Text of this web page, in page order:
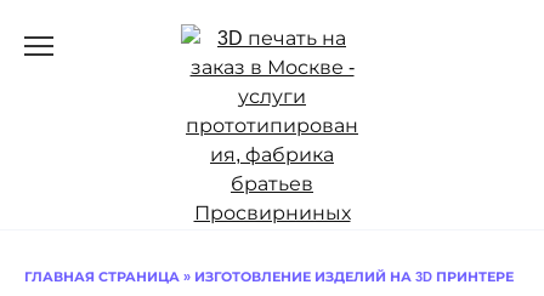
ГЛАВНАЯ СТРАНИЦА » ИЗГОТОВЛЕНИЕ ИЗДЕЛИЙ НА 3D ПРИНТЕРЕ